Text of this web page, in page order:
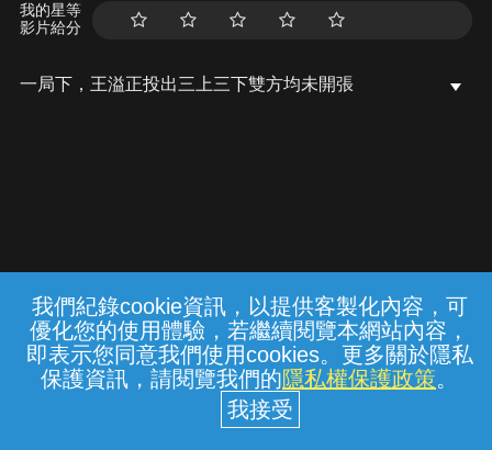
我們紀錄cookie資訊，以提供客製化內容，可
優化您的使用體驗，若繼續閱覽本網站內容，
即表示您同意我們使用cookies。更多關於隱私
保護資訊，請閱覽我們的隱私權保護政策。
我的星等
影片給分
一局下，王溢正投出三上三下雙方均未開張
常見問題 線上客服 服務條款 隱私權保護
中華電信股份有限公司個人家庭分公司
(統一編號：96979949) © 2026
{{notifyMsg}}